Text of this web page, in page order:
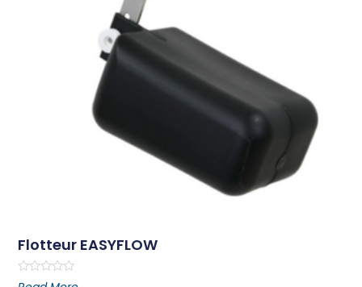
Flotteur EASYFLOW
Rated